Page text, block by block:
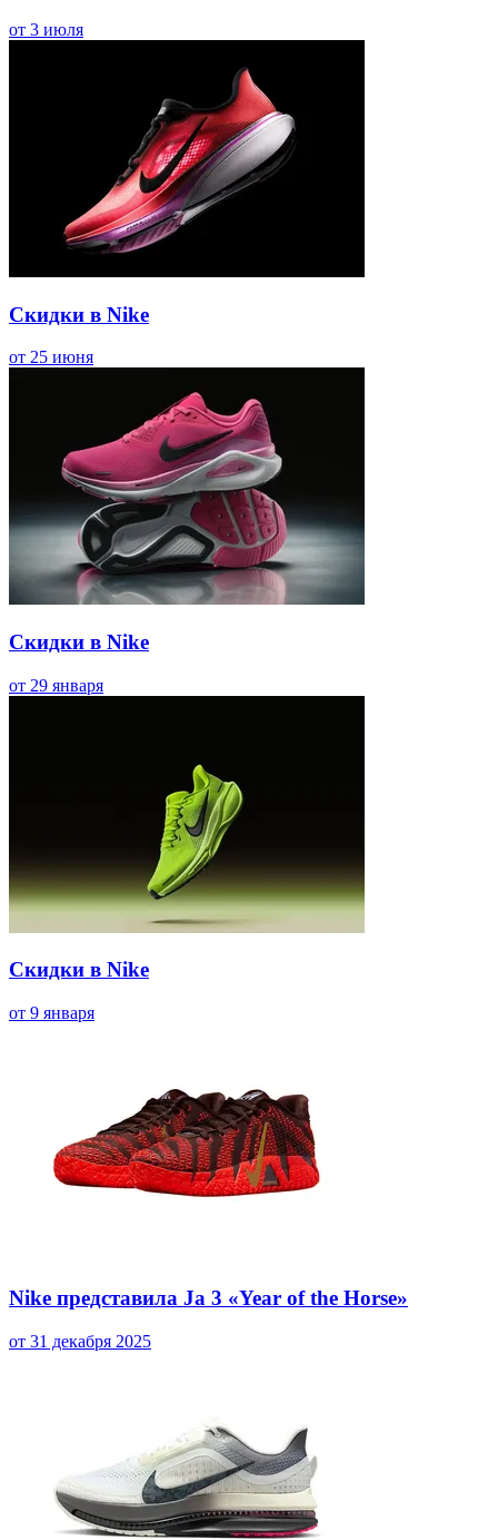
от 3 июля
Скидки в Nike
от 25 июня
Скидки в Nike
от 29 января
Скидки в Nike
от 9 января
Nike представила Ja 3 «Year of the Horse»
от 31 декабря 2025